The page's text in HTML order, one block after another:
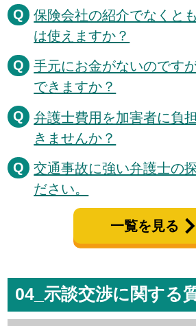
保険会社の紹介でなくと
は使えますか？
手元にお金がないのです
できますか？
弁護士費用を加害者に負
きませんか？
交通事故に強い弁護士の
ださい。
一覧を見る
04_示談交渉に関する